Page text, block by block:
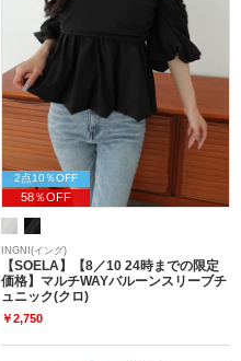
2点10％OFF
58％OFF
INGNI(イング)
【SOELA】【8／10 24時までの限定
価格】マルチWAYバルーンスリーブチ
ュニック(クロ)
￥2,750